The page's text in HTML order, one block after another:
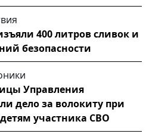
400 литров сливок и
безопасности
Управления
дело за волокиту при
участника СВО